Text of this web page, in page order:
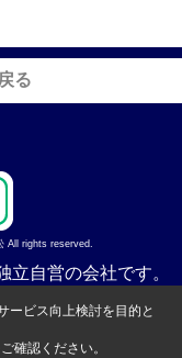
る
All rights reserved.
立自営の会社です。
ービス向上検討を目的と
確認ください。